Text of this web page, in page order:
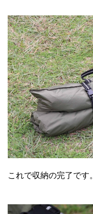
これで収納の完了です。